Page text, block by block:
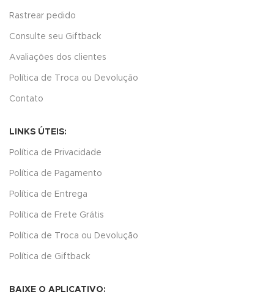
Rastrear pedido
Consulte seu Giftback
Avaliações dos clientes
Política de Troca ou Devolução
Contato
LINKS ÚTEIS:
Política de Privacidade
Política de Pagamento
Política de Entrega
Política de Frete Grátis
Política de Troca ou Devolução
Política de Giftback
BAIXE O APLICATIVO: